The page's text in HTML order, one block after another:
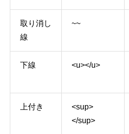
取り消し
線
~~
下線 <u></u>
上付き
<sup>
</sup>